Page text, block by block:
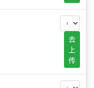
去
上
传